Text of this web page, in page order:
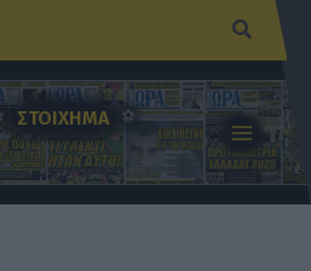
ΣΤΟΙΧΗΜΑ